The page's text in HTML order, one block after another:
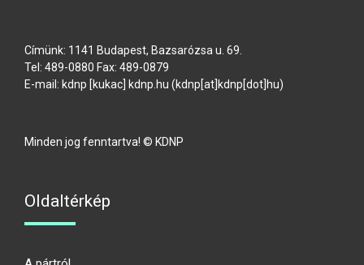
Címünk: 1141 Budapest, Bazsarózsa u. 69.
Tel: 489-0880 Fax: 489-0879
E-mail: kdnp [kukac] kdnp hu (kdnp[at]kdnp[dot]hu)
Minden jog fenntartva! © KDNP
Oldaltérkép